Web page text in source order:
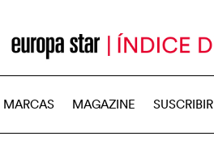
MARCAS MAGAZINE SUSCRIBIR